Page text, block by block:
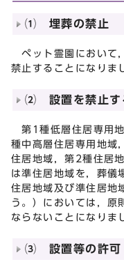
⑴ 埋葬の禁止
ペット霊園において
禁止することになりま
⑵ 設置を禁止す
第1種低層住居専用
種中高層住居専用地域
住居地域，第2種住居
は準住居地域を，葬儀
住居地域及び準住居地
う。）においては，原
ならないことになりま
⑶ 設置等の許可